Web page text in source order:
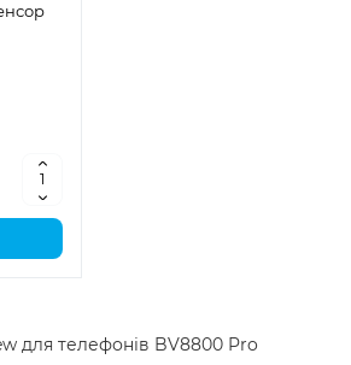
для телефонів BV8800 Pro